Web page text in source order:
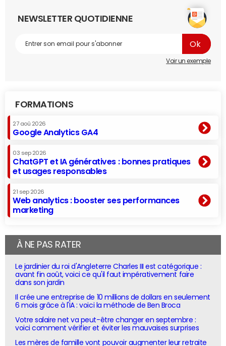
NEWSLETTER QUOTIDIENNE
Voir un exemple
FORMATIONS
27 aoû 2026
Google Analytics GA4
03 sep 2026
ChatGPT et IA génératives : bonnes pratiques
et usages responsables
21 sep 2026
Web analytics : booster ses performances
marketing
À NE PAS RATER
Le jardinier du roi d'Angleterre Charles III est catégorique :
avant fin août, voici ce qu'il faut impérativement faire
dans son jardin
Il crée une entreprise de 10 millions de dollars en seulement
6 mois grâce à l'IA : voici la méthode de Ben Broca
Votre salaire net va peut-être changer en septembre :
voici comment vérifier et éviter les mauvaises surprises
Les mères de famille vont pouvoir augmenter leur retraite